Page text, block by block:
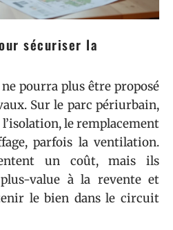
sécuriser la
pourra plus être proposé
Sur le parc périurbain,
le remplacement
parfois la ventilation.
un coût, mais ils
value à la revente et
le bien dans le circuit